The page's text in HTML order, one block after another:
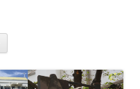
ン
ツ
へ